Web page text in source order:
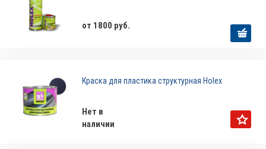
от 1800 руб.
Краска для пластика структурная Holex
Нет в
наличии